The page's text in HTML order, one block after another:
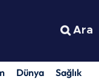
Ara
Dünya Sağlık